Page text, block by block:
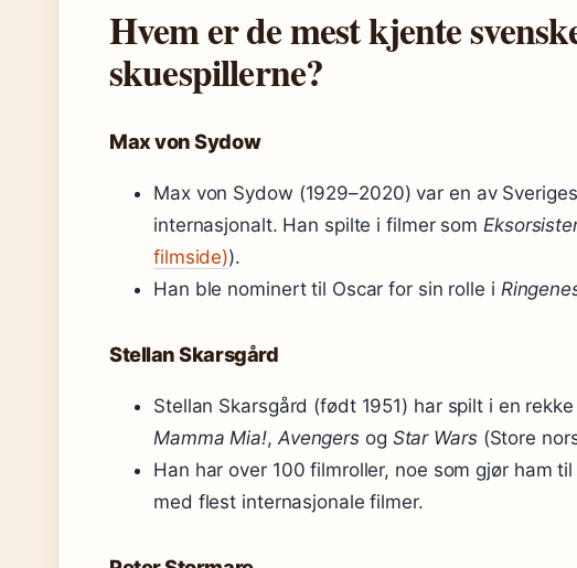
Hvem er de mest kjente
skuespillerne?
Max von Sydow
Max von Sydow (1929–2020) var en av
internasjonalt. Han spilte i filmer som
filmside)).
Han ble nominert til Oscar for sin rolle i
Stellan Skarsgård
Stellan Skarsgård (født 1951) har spilt i en
Mamma Mia!, Avengers og Star Wars(Store
Han har over 100 filmroller, noe som gjør ham
med flest internasjonale filmer.